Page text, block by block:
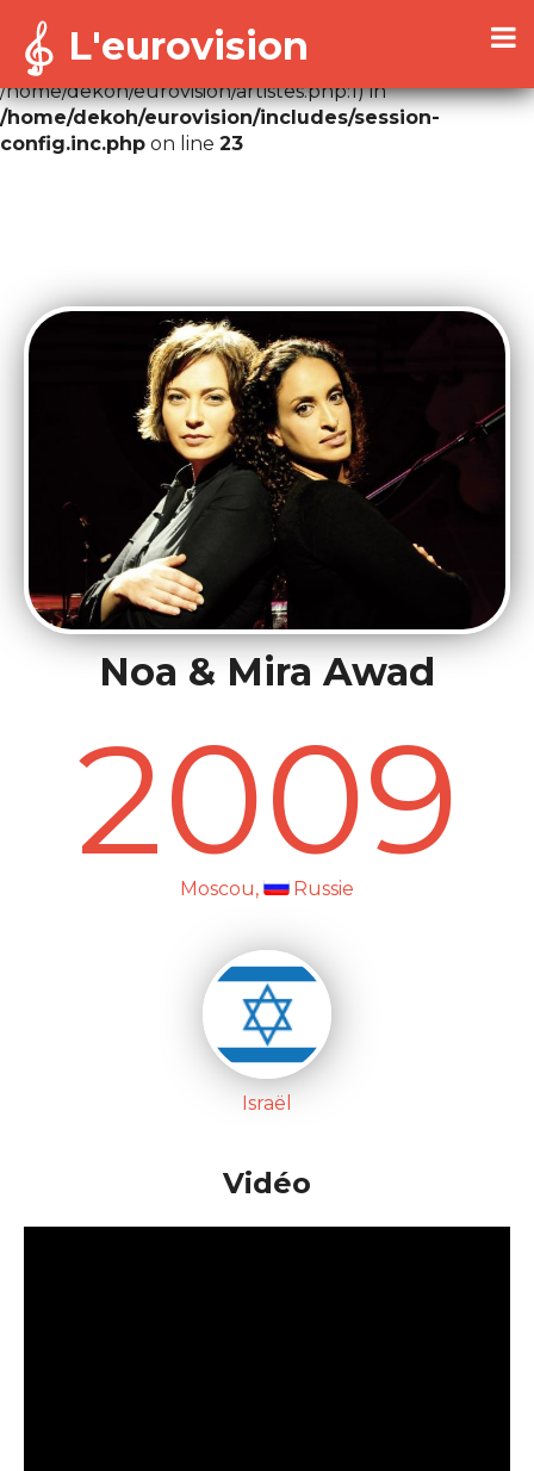
Warning
: Cannot modify header information - headers
already sent by (output started at
/home/dekoh/eurovision/artistes.php:1) in
/home/dekoh/eurovision/includes/session-
config.inc.php on line 23
L'eurovision
Noa & Mira Awad
2009
Moscou, Russie
Israël
Vidéo